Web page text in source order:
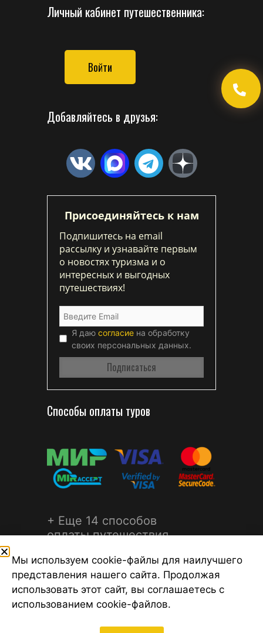
Личный кабинет путешественника:
Войти
Добавляйтесь в друзья:
Присоединяйтесь к нам
Подпишитесь на email
рассылку и узнавайте первым
о новостях туризма и о
интересных и выгодных
путешествиях!
Я даю согласие на обработку
своих персональных данных.
Способы оплаты туров
+ Еще 14 способов
оплаты путешествия
©2026 Турагентство Турсфера - Поиск туров от надежных
Мы используем cookie-файлы для наилучшего
представления нашего сайта. Продолжая
использовать этот сайт, вы соглашаетесь с
использованием cookie-файлов.